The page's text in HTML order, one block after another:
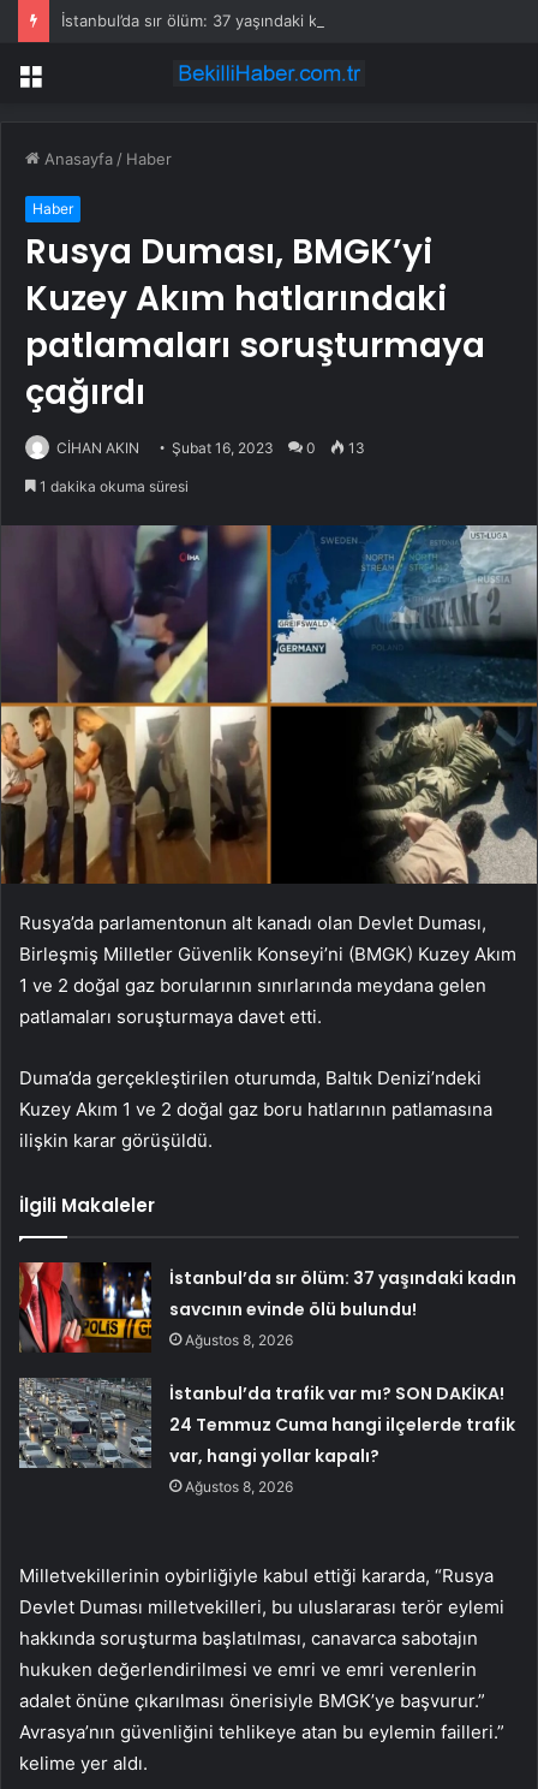
Menü
Anasayfa / Haber
Haber
Rusya Duması, BMGK’yi
Kuzey Akım hatlarındaki
patlamaları soruşturmaya
çağırdı
CİHAN AKIN Şubat 16, 2023 0 13
1 dakika okuma süresi
Rusya’da parlamentonun alt kanadı olan Devlet Duması,
Birleşmiş Milletler Güvenlik Konseyi’ni (BMGK) Kuzey Akım
1 ve 2 doğal gaz borularının sınırlarında meydana gelen
patlamaları soruşturmaya davet etti.
Duma’da gerçekleştirilen oturumda, Baltık Denizi’ndeki
Kuzey Akım 1 ve 2 doğal gaz boru hatlarının patlamasına
ilişkin karar görüşüldü.
İlgili Makaleler
İstanbul’da sır ölüm: 37 yaşındaki kadın
savcının evinde ölü bulundu!
Ağustos 8, 2026
İstanbul’da trafik var mı? SON DAKİKA!
24 Temmuz Cuma hangi ilçelerde trafik
var, hangi yollar kapalı?
Ağustos 8, 2026
Milletvekillerinin oybirliğiyle kabul ettiği kararda, “Rusya
Devlet Duması milletvekilleri, bu uluslararası terör eylemi
hakkında soruşturma başlatılması, canavarca sabotajın
hukuken değerlendirilmesi ve emri ve emri verenlerin
adalet önüne çıkarılması önerisiyle BMGK’ye başvurur.”
Avrasya’nın güvenliğini tehlikeye atan bu eylemin failleri.”
kelime yer aldı.